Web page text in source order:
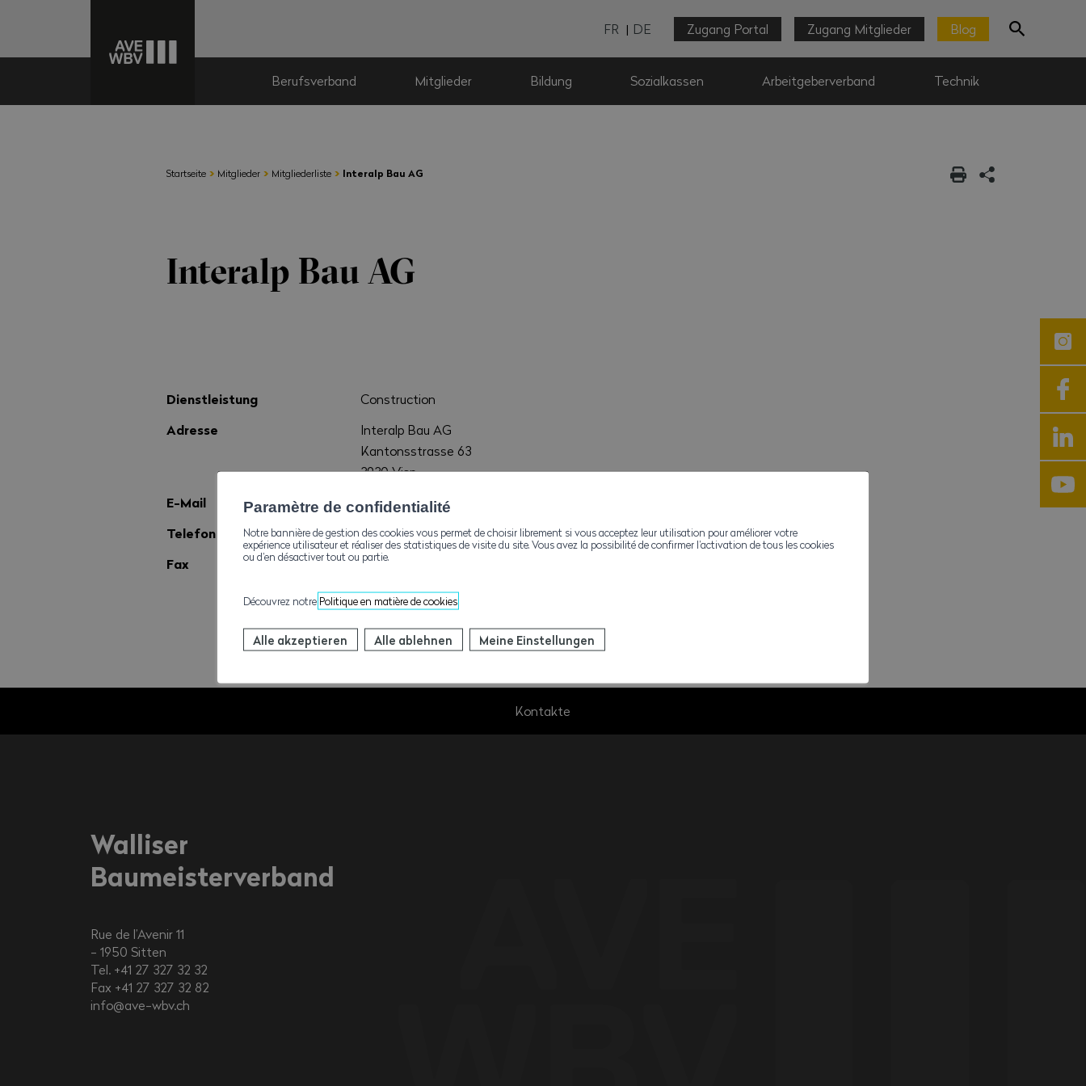
FR DE Zugang Portal Zugang Mitglieder Blog
Berufsverband Mitglieder Bildung Sozialkassen Arbeitgeberverband Technik
Startseite › Mitglieder › Mitgliederliste › Interalp Bau AG
Interalp Bau AG
Dienstleistung Construction
Adresse
Interalp Bau AG
Kantonsstrasse 63
3930 Visp
E-Mail hr@volken-group.ch
Telefon +41279467808
Fax +41279468515
Kontakte
Walliser
Baumeisterverband
Rue de l’Avenir 11
1950 Sitten
Tel. +41 27 327 32 32
Fax +41 27 327 32 82
info@ave-wbv.ch
Paramètre de confidentialité
Notre bannière de gestion des cookies vous permet de choisir librement si vous acceptez leur utilisation pour améliorer votre
expérience utilisateur et réaliser des statistiques de visite du site. Vous avez la possibilité de confirmer l’activation de tous les cookies
ou d’en désactiver tout ou partie.
Découvrez notre Politique en matière de cookies
Alle akzeptieren Alle ablehnen Meine Einstellungen